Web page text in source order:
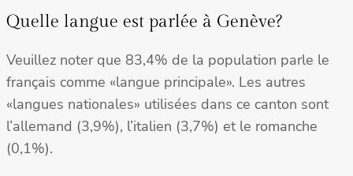
Quelle langue est parlée à Genève?
Veuillez noter que 83,4% de la population parle le
français comme «langue principale». Les autres
«langues nationales» utilisées dans ce canton sont
l’allemand (3,9%), l’italien (3,7%) et le romanche
(0,1%).